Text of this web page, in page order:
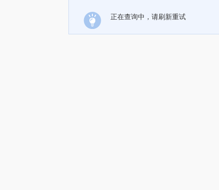
正在查询中，请刷新重试